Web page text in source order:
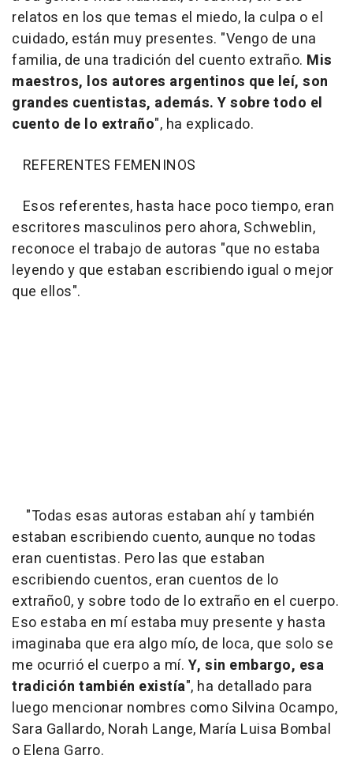
relatos en los que temas el miedo, la culpa o el
cuidado, están muy presentes. "Vengo de una
familia, de una tradición del cuento extraño. Mis
maestros, los autores argentinos que leí, son
grandes cuentistas, además. Y sobre todo el
cuento de lo extraño", ha explicado.
REFERENTES FEMENINOS
Esos referentes, hasta hace poco tiempo, eran
escritores masculinos pero ahora, Schweblin,
reconoce el trabajo de autoras "que no estaba
leyendo y que estaban escribiendo igual o mejor
que ellos".
"Todas esas autoras estaban ahí y también
estaban escribiendo cuento, aunque no todas
eran cuentistas. Pero las que estaban
escribiendo cuentos, eran cuentos de lo
extraño0, y sobre todo de lo extraño en el cuerpo.
Eso estaba en mí estaba muy presente y hasta
imaginaba que era algo mío, de loca, que solo se
me ocurrió el cuerpo a mí. Y, sin embargo, esa
tradición también existía", ha detallado para
luego mencionar nombres como Silvina Ocampo,
Sara Gallardo, Norah Lange, María Luisa Bombal
o Elena Garro.